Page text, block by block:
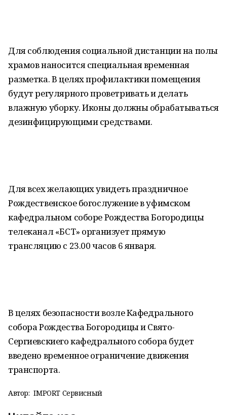
Для соблюдения социальной дистанции на полы
храмов наносится специальная временная
разметка. В целях профилактики помещения
будут регулярного проветривать и делать
влажную уборку. Иконы должны обрабатываться
дезинфицирующими средствами.
Для всех желающих увидеть праздничное
Рождественское богослужение в уфимском
кафедральном соборе Рождества Богородицы
телеканал «БСТ» организует прямую
трансляцию с 23.00 часов 6 января.
В целях безопасности возле Кафедрального
собора Рождества Богородицы и Свято-
Сергиевскиего кафедрального собора будет
введено временное ограничение движения
транспорта.
Автор: IMPORT Сервисный